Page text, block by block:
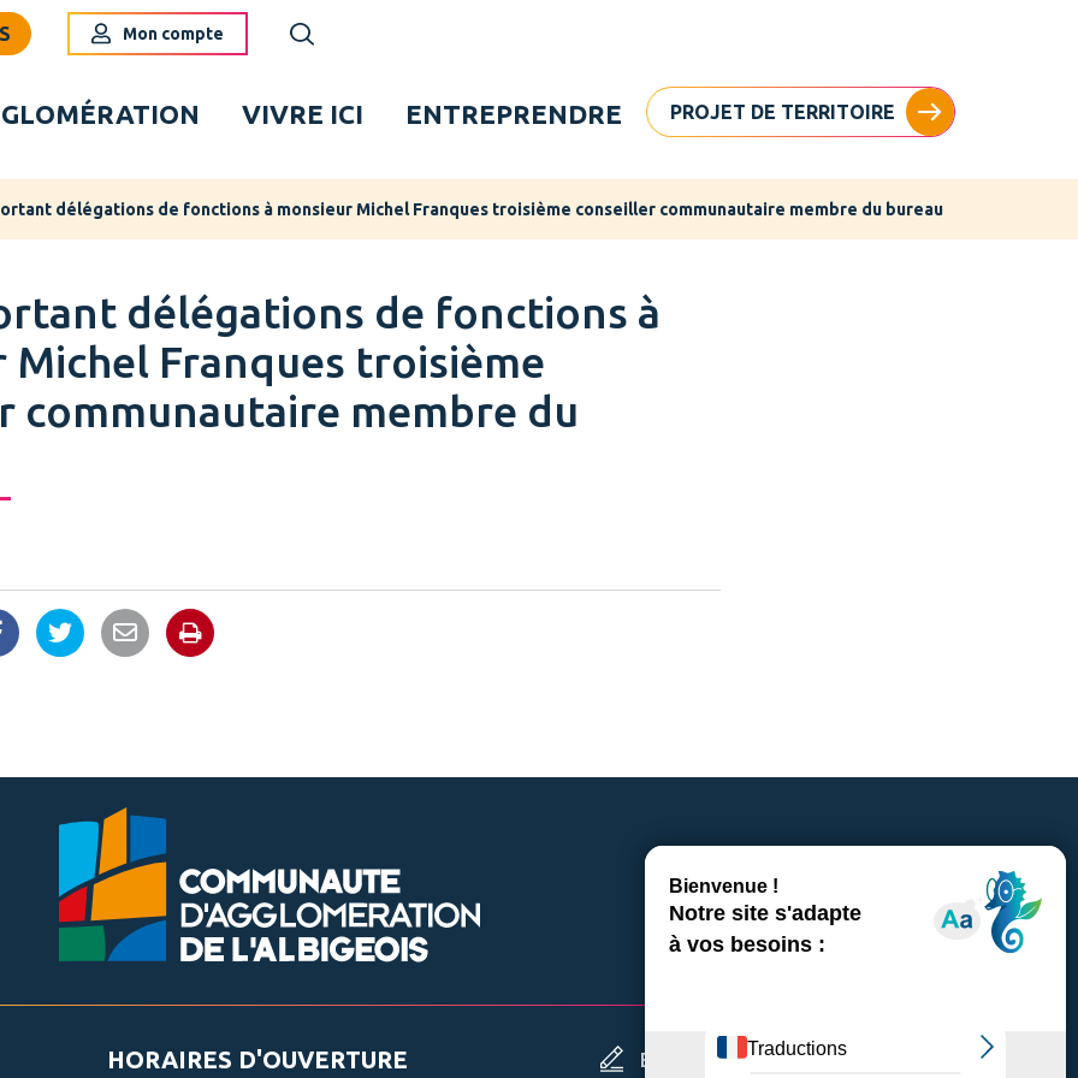
Mon compte
VIVRE ICI ENTREPRENDRE PROJET DE TERRITOIRE
FERMER
délégations de fonctions à monsieur Michel Franques troisième conseiller communautaire membre du bureau
délégations de fonctions à
Michel Franques troisième
communautaire membre du
sur Facebook
Partager sur Twitter
Partager par email
Imprimer la page
HORAIRES D'OUVERTURE Espace presse